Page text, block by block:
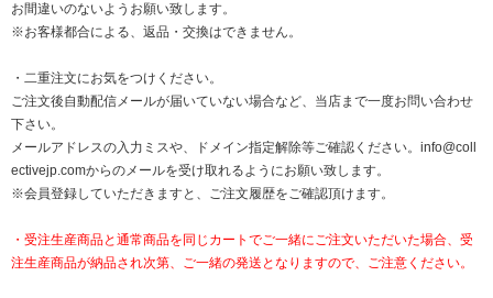
お間違いのないようお願い致します。
※お客様都合による、返品・交換はできません。
・二重注文にお気をつけください。
ご注文後自動配信メールが届いていない場合など、当店まで一度お問い合わせ
下さい。
メールアドレスの入力ミスや、ドメイン指定解除等ご確認ください。 info@coll
ectivejp.comからのメールを受け取れるようにお願い致します。
※会員登録していただきますと、ご注文履歴をご確認頂けます。
・受注生産商品と通常商品を同じカートでご一緒にご注文いただいた場合、受
注生産商品が納品され次第、ご一緒の発送となりますので、ご注意ください。